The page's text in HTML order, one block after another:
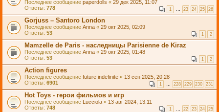
Последнее сообщение paperdolls « 29 дек 2025, 11:07
Ответы: 778 1 … 23 24 25 26
Gorjuss – Santoro London
Последнее сообщение Anna « 29 окт 2025, 02:09
Ответы: 53 1 2
Mamzelle de Paris - наследницы Parisienne de Kiraz
Последнее сообщение Anna « 29 окт 2025, 01:48
Ответы: 53 1 2
Action figures
Последнее сообщение future indefinite « 13 сен 2025, 20:28
Ответы: 6901 1 … 228 229 230 231
Hot Toys - герои фильмов и игр
Последнее сообщение Lucciola « 13 авг 2024, 13:11
Ответы: 748 1 … 22 23 24 25